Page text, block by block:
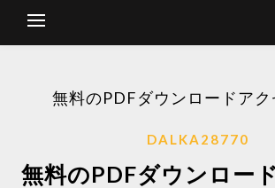
無料のPDFダウンロードア
DALKA28770
無料のPDFダウンロー